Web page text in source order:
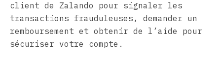
client de Zalando pour signaler les
transactions frauduleuses, demander un
remboursement et obtenir de l’aide pour
sécuriser votre compte.